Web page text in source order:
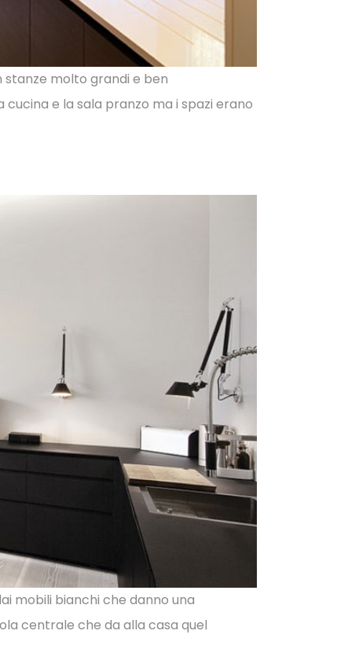
molto grandi e ben
e la sala pranzo ma i spazi erano
mobili bianchi che danno una
centrale che da alla casa quel